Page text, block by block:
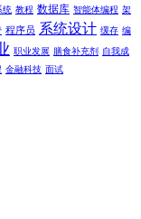
统 教程 数据库 智能体编程 架
程序员 系统设计 缓存 编
职业发展 膳食补充剂
自我成
金融科技 面试